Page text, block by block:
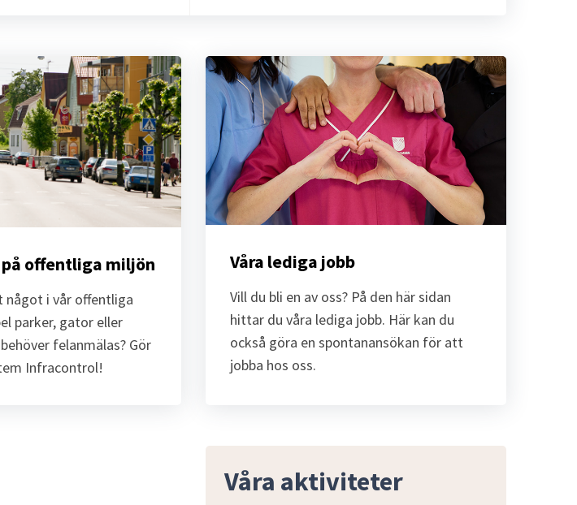
offentliga miljön
något i vår offentliga
parker, gator eller
felanmälas? Gör
Infracontrol!
Våra lediga jobb
Vill du bli en av oss? På den här sidan
hittar du våra lediga jobb. Här kan du
också göra en spontanansökan för att
jobba hos oss.
Våra aktiviteter